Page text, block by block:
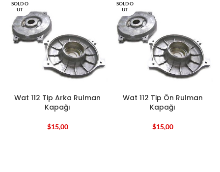
SOLD O
UT
Wat 112 Tip Arka Rulman
Kapağı
$15,00
SOLD O
UT
Wat 112 Tip Ön Rulman
Kapağı
$15,00